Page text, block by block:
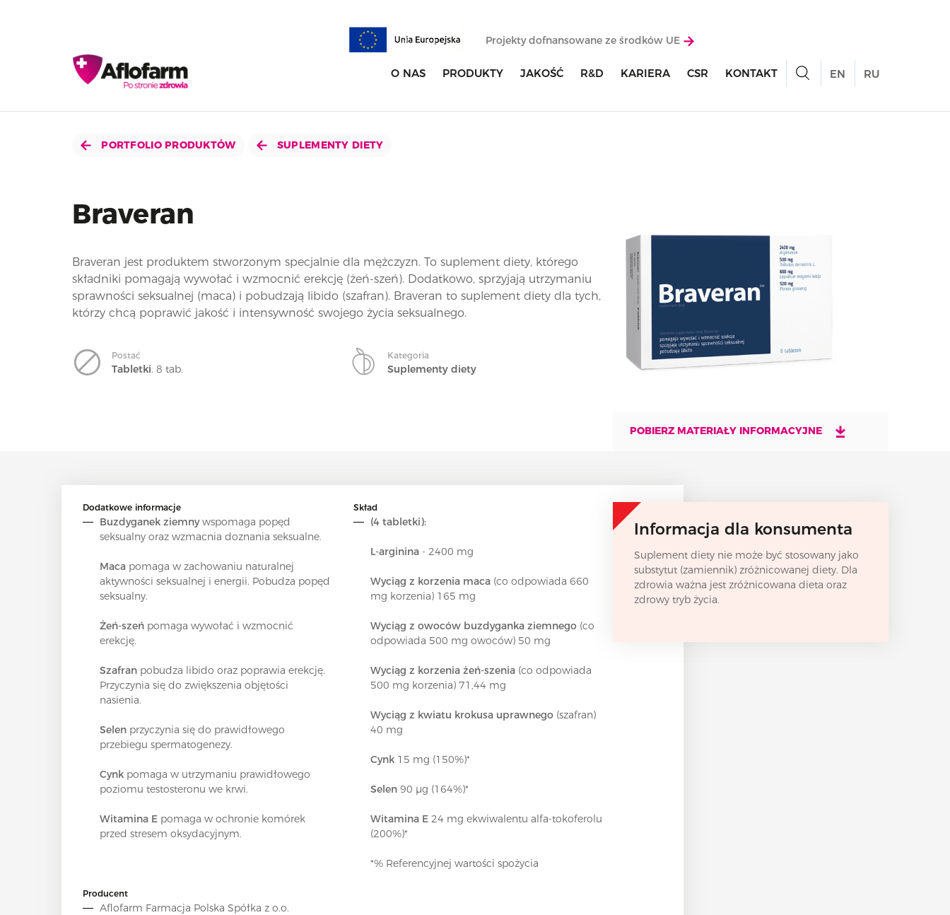
Projekty dofnansowane ze środków UE
O NAS PRODUKTY JAKOŚĆ R&D KARIERA CSR KONTAKT EN RU
PORTFOLIO PRODUKTÓW SUPLEMENTY DIETY
Braveran
Braveran jest produktem stworzonym specjalnie dla mężczyzn. To suplement diety, którego
składniki pomagają wywołać i wzmocnić erekcję (żeń-szeń). Dodatkowo, sprzyjają utrzymaniu
sprawności seksualnej (maca) i pobudzają libido (szafran). Braveran to suplement diety dla tych,
którzy chcą poprawić jakość i intensywność swojego życia seksualnego.
Postać
Tabletki. 8 tab.
Kategoria
Suplementy diety
POBIERZ MATERIAŁY INFORMACYJNE
Dodatkowe informacje
Buzdyganek ziemnywspomaga popęd
seksualny oraz wzmacnia doznania seksualne.
Maca pomaga w zachowaniu naturalnej
aktywności seksualnej i energii. Pobudza popęd
seksualny.
Żeń-szeń pomaga wywołać i wzmocnić
erekcję.
Szafran pobudza libido oraz poprawia erekcję.
Przyczynia się do zwiększenia objętości
nasienia.
Selen przyczynia się do prawidłowego
przebiegu spermatogenezy.
Cynk pomaga w utrzymaniu prawidłowego
poziomu testosteronu we krwi.
Witamina E pomaga w ochronie komórek
przed stresem oksydacyjnym.
Skład
(4 tabletki):
L-arginina- 2400 mg
Wyciąg z korzenia maca(co odpowiada 660
mg korzenia) 165 mg
Wyciąg z owoców buzdyganka ziemnego(co
odpowiada 500 mg owoców) 50 mg
Wyciąg z korzenia żeń-szenia(co odpowiada
500 mg korzenia) 71,44 mg
Wyciąg z kwiatu krokusa uprawnego(szafran)
40 mg
Cynk15 mg (150%)*
Selen90 μg (164%)*
Witamina E24 mg ekwiwalentu alfa-tokoferolu
(200%)*
*% Referencyjnej wartości spożycia
Producent
Aflofarm Farmacja Polska Spółka z o.o.
Informacja dla konsumenta
Suplement diety nie może być stosowany jako
substytut (zamiennik) zróżnicowanej diety. Dla
zdrowia ważna jest zróżnicowana dieta oraz
zdrowy tryb życia.